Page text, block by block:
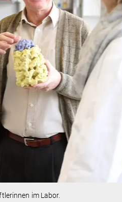
im Labor.